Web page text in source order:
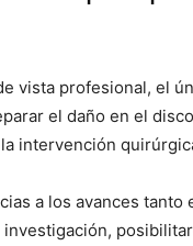
vista profesional, el
el daño en el
intervención
a los avances tanto
investigación,